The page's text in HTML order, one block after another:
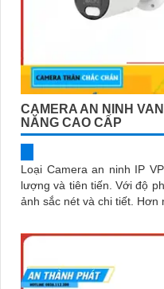
CAMERA AN NINH
NĂNG CAO CẤP
Loại Camera an ninh IP
lượng và tiên tiến. Với độ phân giải cao 4K, nó cung cấp hình
ảnh sắc